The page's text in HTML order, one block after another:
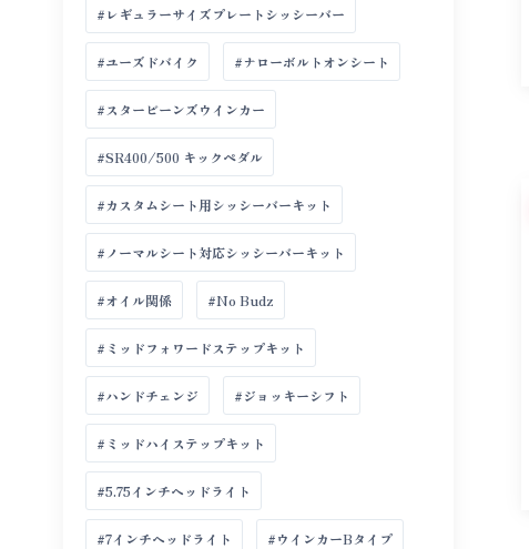
#レギュラーサイズプレートシッシーバー
#ユーズドバイク #ナローボルトオンシート
#スタービーンズウインカー
#SR400/500 キックペダル
#カスタムシート用シッシーバーキット
#ノーマルシート対応シッシーバーキット
#オイル関係 #No Budz
#ミッドフォワードステップキット
#ハンドチェンジ #ジョッキーシフト
#ミッドハイステップキット
#5.75インチヘッドライト
#7インチヘッドライト #ウインカーBタイプ